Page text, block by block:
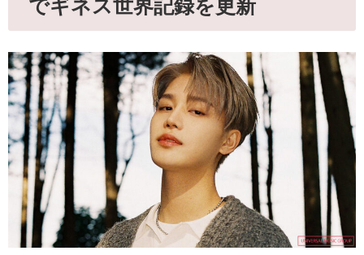
でギネス世界記録を更新